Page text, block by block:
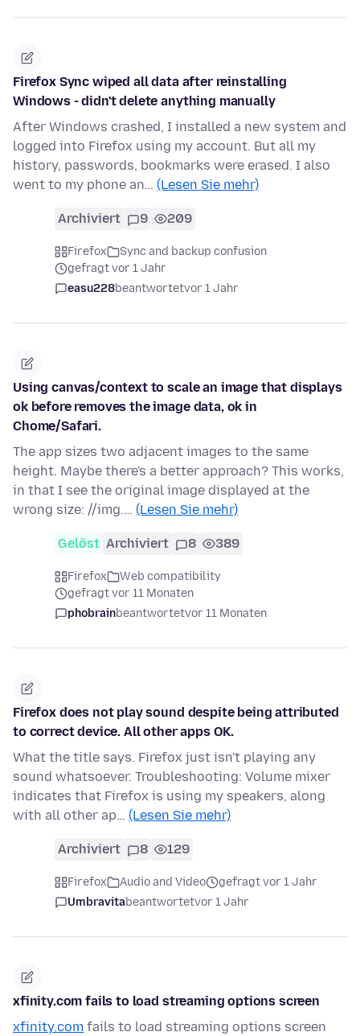
Firefox Sync wiped all data after reinstalling
Windows - didn't delete anything manually
After Windows crashed, I installed a new system and
logged into Firefox using my account. But all my
history, passwords, bookmarks were erased. I also
went to my phone an… (Lesen Sie mehr)
Archiviert 9 209
Firefox
Sync and backup confusion
gefragt vor 1 Jahr
easu228beantwortetvor 1 Jahr
Using canvas/context to scale an image that displays
ok before removes the image data, ok in
Chome/Safari.
The app sizes two adjacent images to the same
height. Maybe there's a better approach? This works,
in that I see the original image displayed at the
wrong size: //img.… (Lesen Sie mehr)
Gelöst Archiviert 8 389
Firefox
Web compatibility
gefragt vor 11 Monaten
phobrainbeantwortetvor 11 Monaten
Firefox does not play sound despite being attributed
to correct device. All other apps OK.
What the title says. Firefox just isn't playing any
sound whatsoever. Troubleshooting: Volume mixer
indicates that Firefox is using my speakers, along
with all other ap… (Lesen Sie mehr)
Archiviert 8 129
Firefox Audio and Video
gefragt vor 1 Jahr
Umbravitabeantwortetvor 1 Jahr
xfinity.com fails to load streaming options screen
xfinity.com fails to load streaming options screen